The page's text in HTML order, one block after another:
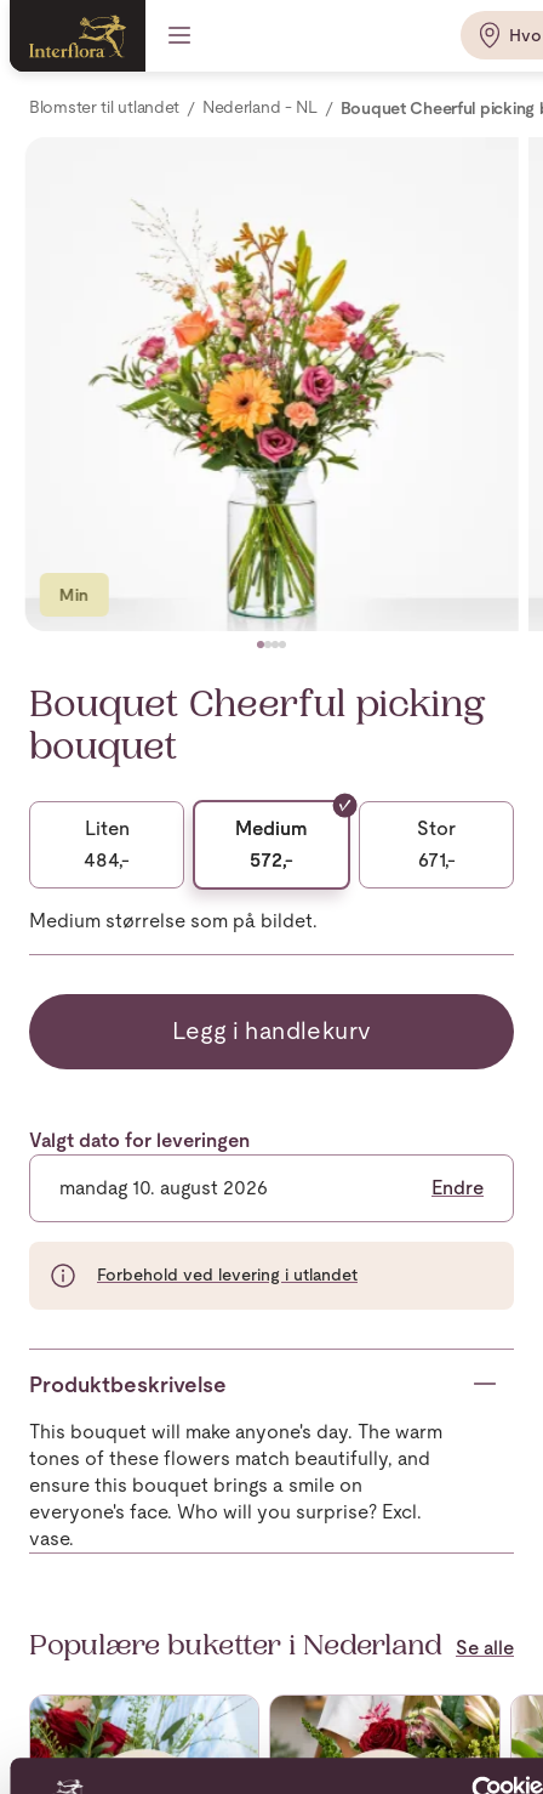
Blomster til utlandet Nederland - NL Bouquet Cheerful picking
Min
Bouquet Cheerful picking
bouquet
Liten
484,-
Medium
572,-
Stor
671,-
Medium størrelse som på bildet.
Legg i handlekurv
Valgt dato for leveringen
mandag 10. august 2026 Endre
Forbehold ved levering i utlandet
Produktbeskrivelse
This bouquet will make anyone's day. The warm
tones of these flowers match beautifully, and
ensure this bouquet brings a smile on
everyone's face. Who will you surprise? Excl.
vase.
Populære buketter i Nederland Se alle
Se mer om 12 roses medium stemmedSe mer om Arrangement ofSe